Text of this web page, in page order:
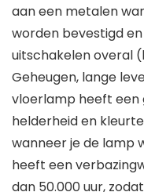
aan een metalen
worden bevestigd
uitschakelen overal
Geheugen, lange
vloerlamp heeft een
helderheid en
wanneer je de lamp
heeft een
dan 50.000 uur,